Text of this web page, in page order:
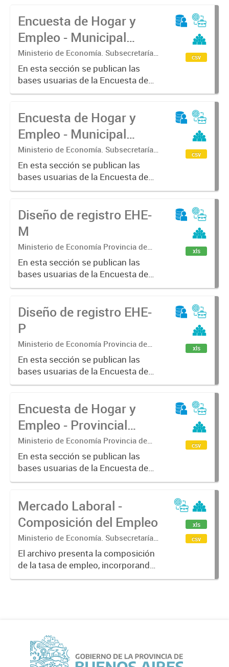
Encuesta de Hogar y
Empleo - Municipal
(EHE-M) - Patagones
Ministerio de Economía. Subsecretaría
de Coordinación Económica y
Estadística. Dirección Provincial de
Estadística.
En esta sección se publican las
bases usuarias de la Encuesta de
Hogar y Empleo - Municipal (EHE-
csv
Encuesta de Hogar y
Empleo - Municipal
(EHE-M) - Alberti
Ministerio de Economía. Subsecretaría
de Coordinación Económica y
Estadística. Dirección Provincial de
Estadística.
En esta sección se publican las
bases usuarias de la Encuesta de
Hogar y Empleo - Municipal (EHE-
csv
Diseño de registro EHE-
M
Ministerio de Economía Provincia de
Buenos Aires. Subsecretaria de
Coordinación económica y estadística.
Dirección Provincial de Estadística
En esta sección se publican las
bases usuarias de la Encuesta de
Hogar y Empleo - Municipal (EHE-
xls
Diseño de registro EHE-
P
Ministerio de Economía Provincia de
Buenos Aires. Subsecretaria de
Coordinación económica y estadística.
Dirección Provincial de Estadística
En esta sección se publican las
bases usuarias de la Encuesta de
Hogar y Empleo - Provincial (EHE-P)
xls
Encuesta de Hogar y
Empleo - Provincial
(EHE-P)
Ministerio de Economía Provincia de
Buenos Aires. Subsecretaria de
Coordinación económica y estadística.
Dirección Provincial de Estadística
En esta sección se publican las
bases usuarias de la Encuesta de
Hogar y Empleo - Provincial (EHE-P)
csv
Mercado Laboral -
Composición del Empleo
Ministerio de Economía. Subsecretaría
de Coordinación Económica y
Estadística. Dirección Provincial de
Estadística.
El archivo presenta la composición
de la tasa de empleo, incorporando
información sobre las
xls
csv